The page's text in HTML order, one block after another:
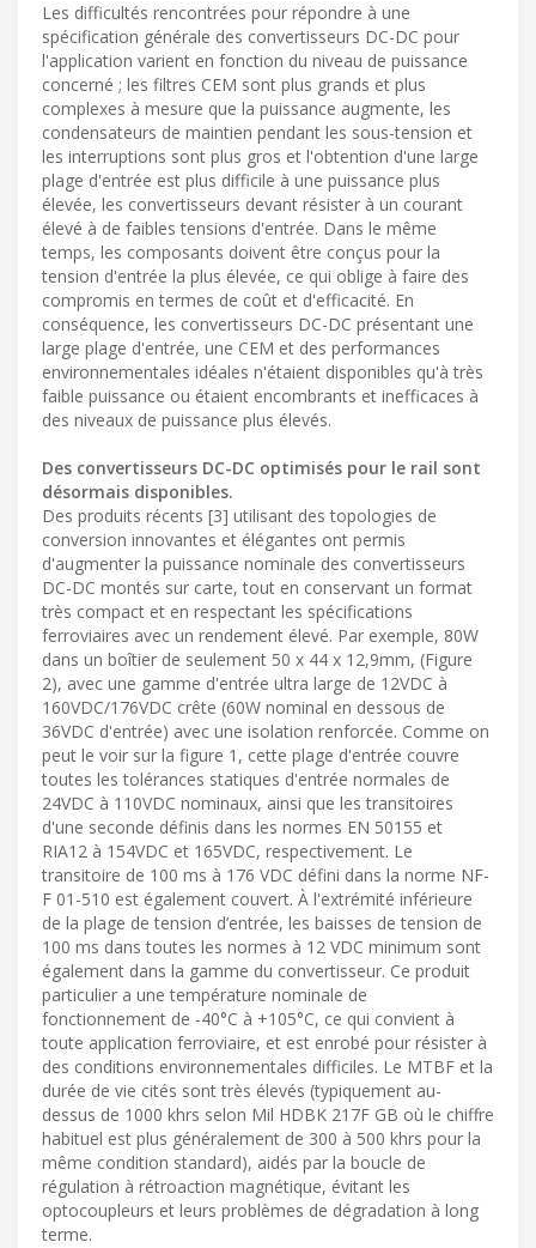
Les difficultés rencontrées pour répondre à une
spécification générale des convertisseurs DC-DC pour
l'application varient en fonction du niveau de puissance
concerné ; les filtres CEM sont plus grands et plus
complexes à mesure que la puissance augmente, les
condensateurs de maintien pendant les sous-tension et
les interruptions sont plus gros et l'obtention d'une large
plage d'entrée est plus difficile à une puissance plus
élevée, les convertisseurs devant résister à un courant
élevé à de faibles tensions d'entrée. Dans le même
temps, les composants doivent être conçus pour la
tension d'entrée la plus élevée, ce qui oblige à faire des
compromis en termes de coût et d'efficacité. En
conséquence, les convertisseurs DC-DC présentant une
large plage d'entrée, une CEM et des performances
environnementales idéales n'étaient disponibles qu'à très
faible puissance ou étaient encombrants et inefficaces à
des niveaux de puissance plus élevés.
Des convertisseurs DC-DC optimisés pour le rail sont
désormais disponibles.
Des produits récents [3] utilisant des topologies de
conversion innovantes et élégantes ont permis
d'augmenter la puissance nominale des convertisseurs
DC-DC montés sur carte, tout en conservant un format
très compact et en respectant les spécifications
ferroviaires avec un rendement élevé. Par exemple, 80W
dans un boîtier de seulement 50 x 44 x 12,9mm, (Figure
2), avec une gamme d'entrée ultra large de 12VDC à
160VDC/176VDC crête (60W nominal en dessous de
36VDC d'entrée) avec une isolation renforcée. Comme on
peut le voir sur la figure 1, cette plage d'entrée couvre
toutes les tolérances statiques d'entrée normales de
24VDC à 110VDC nominaux, ainsi que les transitoires
d'une seconde définis dans les normes EN 50155 et
RIA12 à 154VDC et 165VDC, respectivement. Le
transitoire de 100 ms à 176 VDC défini dans la norme NF-
F 01-510 est également couvert. À l'extrémité inférieure
de la plage de tension d’entrée, les baisses de tension de
100 ms dans toutes les normes à 12 VDC minimum sont
également dans la gamme du convertisseur. Ce produit
particulier a une température nominale de
fonctionnement de -40°C à +105°C, ce qui convient à
toute application ferroviaire, et est enrobé pour résister à
des conditions environnementales difficiles. Le MTBF et la
durée de vie cités sont très élevés (typiquement au-
dessus de 1000 khrs selon Mil HDBK 217F GB où le chiffre
habituel est plus généralement de 300 à 500 khrs pour la
même condition standard), aidés par la boucle de
régulation à rétroaction magnétique, évitant les
optocoupleurs et leurs problèmes de dégradation à long
terme.